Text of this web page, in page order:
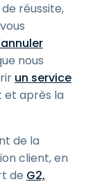
réussite,
nous
un service
et après la
de la
client, en
de G2,